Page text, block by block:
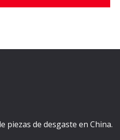
piezas de desgaste en China.